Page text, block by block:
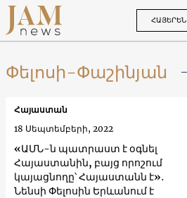
ՀԱՅԵՐԵՆ
Փելոսի-Փաշինյան
«ԱՄՆ-ն պատրաստ է օգնել
Հայաստանին, բայց որոշում
կայացնողը՝ Հայաստանն է»․
Նենսի Փելոսին Երևանում է
Հայաստան
18 Սեպտեմբերի, 2022